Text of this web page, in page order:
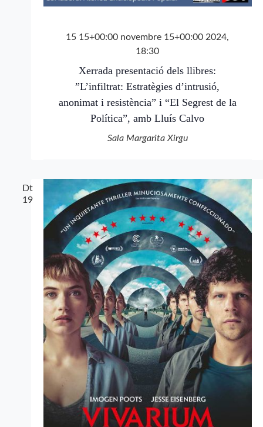
15 15+00:00 novembre 15+00:00 2024,
18:30
Xerrada presentació dels llibres:
”L’infiltrat: Estratègies d’intrusió,
anonimat i resistència” i “El Segrest de la
Política”, amb Lluís Calvo
Sala Margarita Xirgu
Dt
19